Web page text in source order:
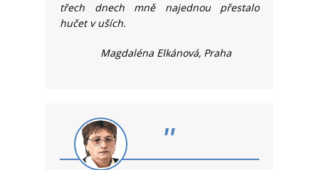
třech dnech mně najednou přestalo
hučet v uších.
Magdaléna Elkánová, Praha
"